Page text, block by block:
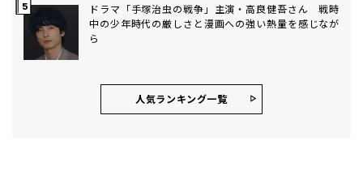
ドラマ「手塚治虫の戦争」主演・高良健吾さん 戦時
中の少年時代の厳しさと漫画への強い熱量を感じなが
ら
人気ランキング⼀覧